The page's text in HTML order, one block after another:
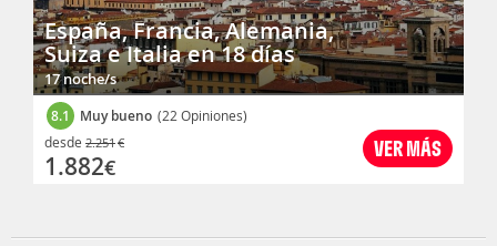
España, Francia, Alemania,
Suiza e Italia en 18 días
17 noche/s
8.1 Muy bueno (22 Opiniones)
VER MÁS
desde 2.251€
1.882€